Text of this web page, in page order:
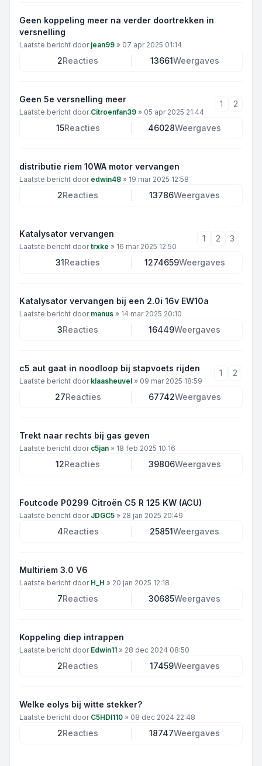
Geen koppeling meer na verder doortrekken in
versnelling
Laatste bericht door jean99 » 07 apr 2025 01:14
2Reacties 13661Weergaves
Geen 5e versnelling meer
Laatste bericht door Citroenfan39 » 05 apr 2025 21:44
1 2
15Reacties 46028Weergaves
distributie riem 10WA motor vervangen
Laatste bericht door edwin48 » 19 mar 2025 12:58
2Reacties 13786Weergaves
Katalysator vervangen
Laatste bericht doortrxke » 16 mar 2025 12:50
1 2 3
31Reacties 1274659Weergaves
Katalysator vervangen bij een 2.0i 16v EW10a
Laatste bericht door manus » 14 mar 2025 20:10
3Reacties 16449Weergaves
c5 aut gaat in noodloop bij stapvoets rijden
Laatste bericht door klaasheuvel » 09 mar 2025 18:59
1 2
27Reacties 67742Weergaves
Trekt naar rechts bij gas geven
Laatste bericht door c5jan » 18 feb 2025 10:16
12Reacties 39806Weergaves
Foutcode P0299 Citroën C5 R 125 KW (ACU)
Laatste bericht door JDGC5 » 28 jan 2025 20:49
4Reacties 25851Weergaves
Multiriem 3.0 V6
Laatste bericht door H_H » 20 jan 2025 12:18
7Reacties 30685Weergaves
Koppeling diep intrappen
Laatste bericht door Edwin11 » 28 dec 2024 08:50
2Reacties 17459Weergaves
Welke eolys bij witte stekker?
Laatste bericht door C5HDI110 » 08 dec 2024 22:48
2Reacties 18747Weergaves